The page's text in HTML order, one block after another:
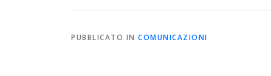
PUBBLICATO IN COMUNICAZIONI